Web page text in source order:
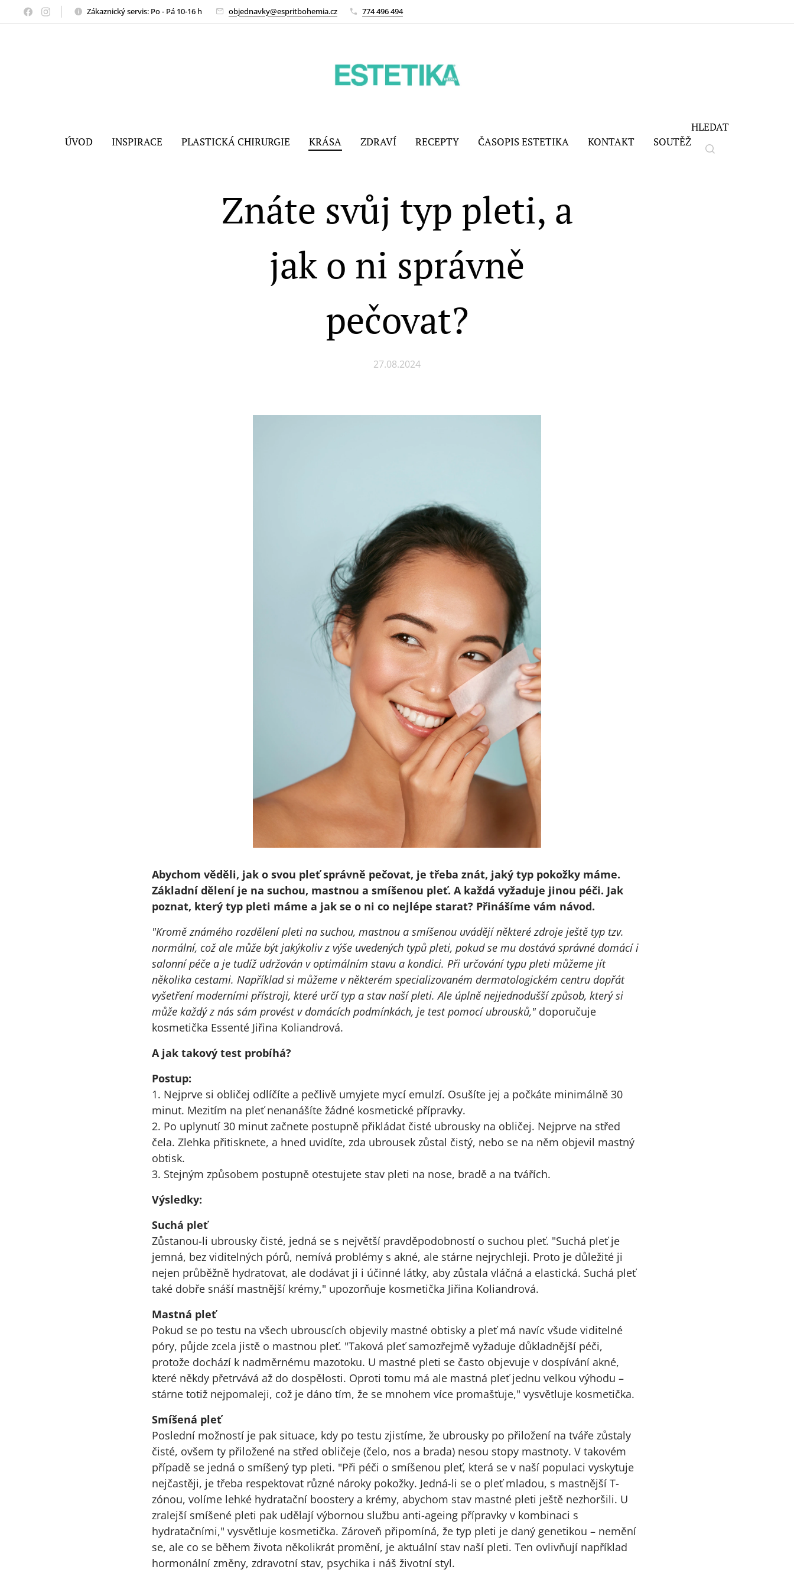
Zákaznický servis: Po - Pá 10-16 h objednavky@espritbohemia.cz 774 496 494
ÚVOD INSPIRACE PLASTICKÁ CHIRURGIE KRÁSA ZDRAVÍ RECEPTY ČASOPIS ESTETIKA KONTAKT SOUTĚŽ
HLEDAT
Znáte svůj typ pleti, a
jak o ni správně
pečovat?
27.08.2024
Abychom věděli, jak o svou pleť správně pečovat, je třeba znát, jaký typ pokožky máme.
Základní dělení je na suchou, mastnou a smíšenou pleť. A každá vyžaduje jinou péči. Jak
poznat, který typ pleti máme a jak se o ni co nejlépe starat? Přinášíme vám návod.
"Kromě známého rozdělení pleti na suchou, mastnou a smíšenou uvádějí některé zdroje ještě typ tzv.
normální, což ale může být jakýkoliv z výše uvedených typů pleti, pokud se mu dostává správné domácí i
salonní péče a je tudíž udržován v optimálním stavu a kondici. Při určování typu pleti můžeme jít
několika cestami. Například si můžeme v některém specializovaném dermatologickém centru dopřát
vyšetření moderními přístroji, které určí typ a stav naší pleti. Ale úplně nejjednodušší způsob, který si
může každý z nás sám provést v domácích podmínkách, je test pomocí ubrousků," doporučuje
kosmetička Essenté Jiřina Koliandrová.
A jak takový test probíhá?
Postup:
1. Nejprve si obličej odlíčíte a pečlivě umyjete mycí emulzí. Osušíte jej a počkáte minimálně 30
minut. Mezitím na pleť nenanášíte žádné kosmetické přípravky.
2. Po uplynutí 30 minut začnete postupně přikládat čisté ubrousky na obličej. Nejprve na střed
čela. Zlehka přitisknete, a hned uvidíte, zda ubrousek zůstal čistý, nebo se na něm objevil mastný
obtisk.
3. Stejným způsobem postupně otestujete stav pleti na nose, bradě a na tvářích.
Výsledky:
Suchá pleť
Zůstanou-li ubrousky čisté, jedná se s největší pravděpodobností o suchou pleť. "Suchá pleť je
jemná, bez viditelných pórů, nemívá problémy s akné, ale stárne nejrychleji. Proto je důležité ji
nejen průběžně hydratovat, ale dodávat ji i účinné látky, aby zůstala vláčná a elastická. Suchá pleť
také dobře snáší mastnější krémy," upozorňuje kosmetička Jiřina Koliandrová.
Mastná pleť
Pokud se po testu na všech ubrouscích objevily mastné obtisky a pleť má navíc všude viditelné
póry, půjde zcela jistě o mastnou pleť. "Taková pleť samozřejmě vyžaduje důkladnější péči,
protože dochází k nadměrnému mazotoku. U mastné pleti se často objevuje v dospívání akné,
které někdy přetrvává až do dospělosti. Oproti tomu má ale mastná pleť jednu velkou výhodu –
stárne totiž nejpomaleji, což je dáno tím, že se mnohem více promašťuje," vysvětluje kosmetička.
Smíšená pleť
Poslední možností je pak situace, kdy po testu zjistíme, že ubrousky po přiložení na tváře zůstaly
čisté, ovšem ty přiložené na střed obličeje (čelo, nos a brada) nesou stopy mastnoty. V takovém
případě se jedná o smíšený typ pleti. "Při péči o smíšenou pleť, která se v naší populaci vyskytuje
nejčastěji, je třeba respektovat různé nároky pokožky. Jedná-li se o pleť mladou, s mastnější T-
zónou, volíme lehké hydratační boostery a krémy, abychom stav mastné pleti ještě nezhoršili. U
zralejší smíšené pleti pak udělají výbornou službu anti-ageing přípravky v kombinaci s
hydratačními," vysvětluje kosmetička. Zároveň připomíná, že typ pleti je daný genetikou – nemění
se, ale co se během života několikrát promění, je aktuální stav naší pleti. Ten ovlivňují například
hormonální změny, zdravotní stav, psychika i náš životní styl.